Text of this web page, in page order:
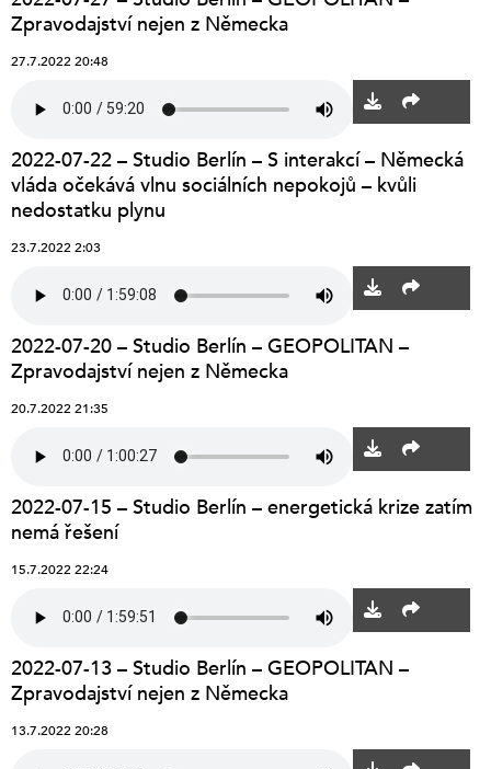
Zpravodajství nejen z Německa
27.7.2022 20:48
2022-07-22 – Studio Berlín – S interakcí – Německá
vláda očekává vlnu sociálních nepokojů – kvůli
nedostatku plynu
23.7.2022 2:03
2022-07-20 – Studio Berlín – GEOPOLITAN –
Zpravodajství nejen z Německa
20.7.2022 21:35
2022-07-15 – Studio Berlín – energetická krize zatím
nemá řešení
15.7.2022 22:24
2022-07-13 – Studio Berlín – GEOPOLITAN –
Zpravodajství nejen z Německa
13.7.2022 20:28